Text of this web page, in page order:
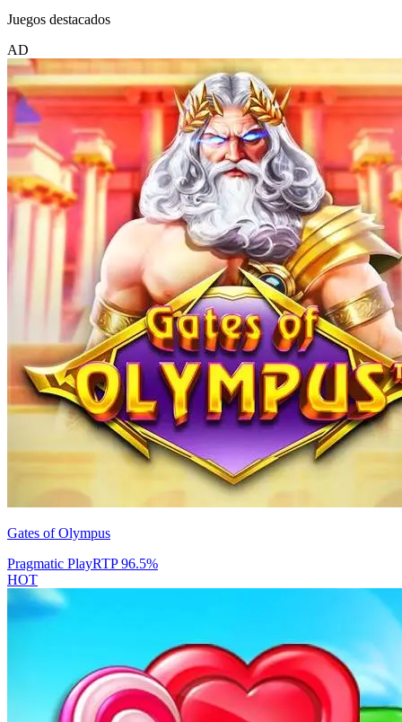
Juegos destacados
AD
Gates of Olympus
Pragmatic PlayRTP96.5%
HOT